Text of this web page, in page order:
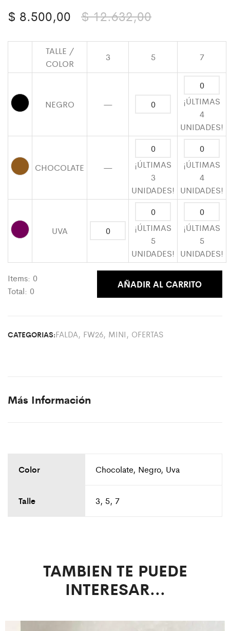
$12.632,00El
original
era:
$ 12.632,00.
$ 8.500,00
El
actual
es:
$ 8.500,00.
TALLE /
COLOR
3 5 7
NEGRO —
¡ÚLTIMAS
4
UNIDADES!
CHOCOLATE —
¡ÚLTIMAS
3
UNIDADES!
¡ÚLTIMAS
4
UNIDADES!
UVA
¡ÚLTIMAS
5
UNIDADES!
¡ÚLTIMAS
5
UNIDADES!
Items: 0
Total: 0
AÑADIR AL CARRITO
CATEGORIAS:FALDA, FW26, MINI, OFERTAS
Más Información
Color Chocolate, Negro, Uva
Talle 3, 5, 7
TAMBIEN TE PUEDE
INTERESAR...